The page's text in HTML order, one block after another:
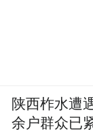
陕西柞水遭
余户群众已